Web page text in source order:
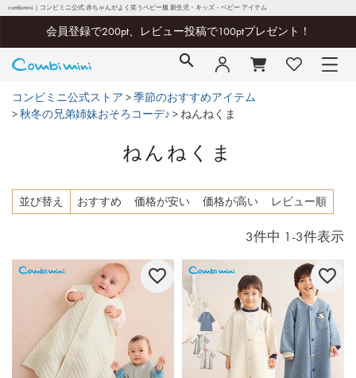
combimini｜コンビミニ公式 赤ちゃんがよく笑うベビー服 新生児・キッズ・ベビー アイテム
会員登録で200pt、レビュー投稿で100ptプレゼント！
コンビミニ公式ストア
季節のおすすめアイテム
秋冬の兄弟姉妹おそろコーデ♪
ねんねくま
ねんねくま
並び替え おすすめ 価格が安い 価格が高い レビュー順
3件中 1 -3件表示